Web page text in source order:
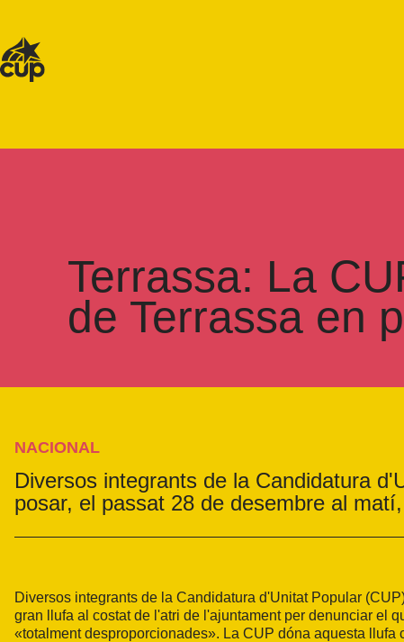
Terrassa: La
de Terrassa en
NACIONAL
Diversos integrants de la Candidatura
posar, el passat 28 de desembre al
Diversos integrants de la Candidatura d'Unitat Popular
gran llufa al costat de l'atri de l'ajuntament per denunciar el
«totalment desproporcionades». La CUP dóna aquesta